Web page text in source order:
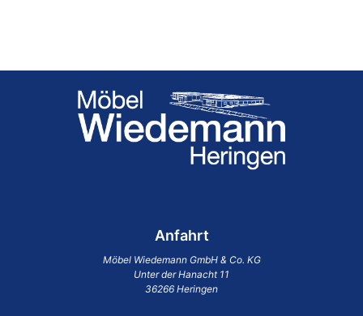
Anfahrt
Möbel Wiedemann GmbH & Co. KG
Unter der Hanacht 11
36266 Heringen